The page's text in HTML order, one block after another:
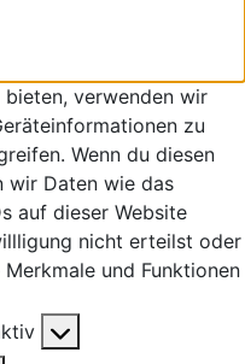
verwenden wir
zu
Wenn du diesen
wir Daten wie das
auf dieser Website
nicht erteilst oder
und Funktionen